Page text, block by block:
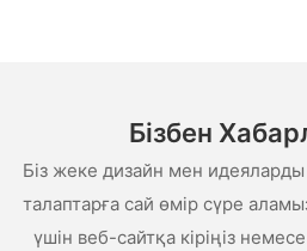
Бізбен
Біз жеке дизайн мен
талаптарға сай өмір сүре
үшін веб-сайтқа кіріңіз